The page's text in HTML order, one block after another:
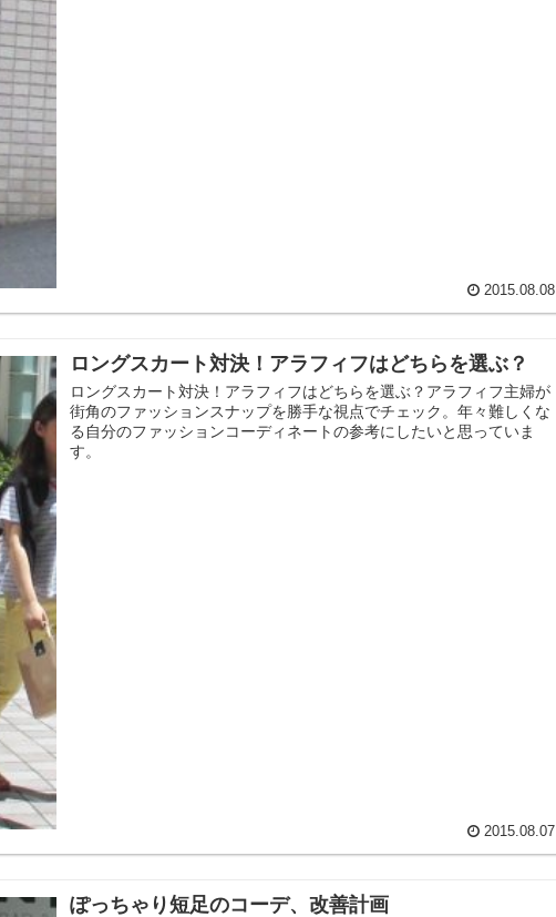
2015.08.08
ロングスカート対決！アラフィフはどちらを選ぶ？
ロングスカート対決！アラフィフはどちらを選ぶ？アラフィフ主婦が
街角のファッションスナップを勝手な視点でチェック。年々難しくな
る自分のファッションコーディネートの参考にしたいと思っていま
す。
2015.08.07
ぽっちゃり短足のコーデ、改善計画